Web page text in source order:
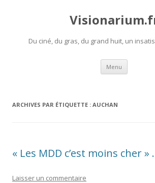
Du ciné, du gras, du grand huit, un
Menu Aller
contenu
ARCHIVES PAR ÉTIQUETTE : AUCHAN
« Les MDD c’est moins cher
Laisser un commentaire